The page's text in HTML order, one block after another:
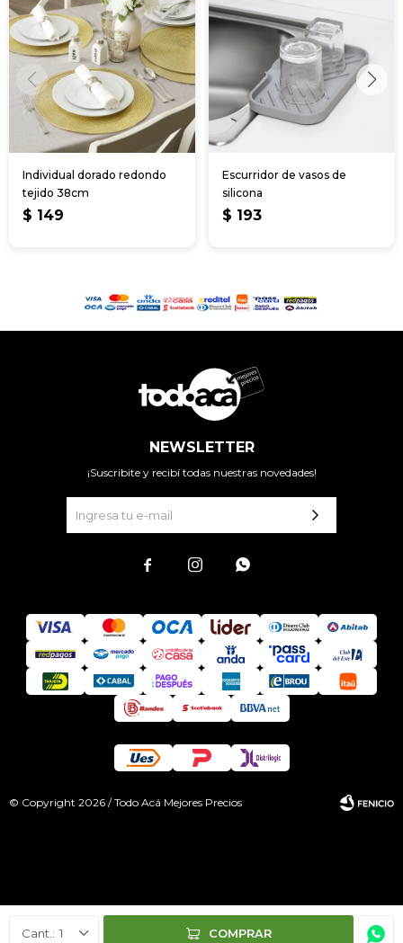
1 COMPRAR
Individual dorado redondo
tejido 38cm
$ 149
Escurridor de vasos de
silicona
$ 193
NEWSLETTER
¡Suscribite y recibí todas nuestras novedades!
  
© Copyright 2026 / Todo Acá Mejores Precios
Fenicio